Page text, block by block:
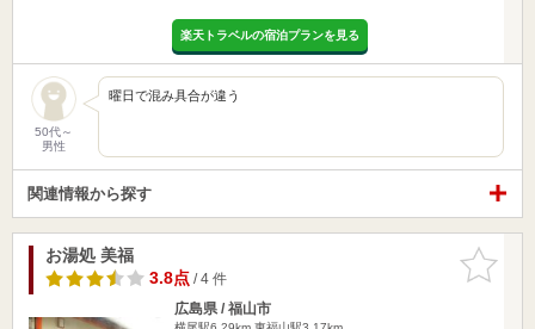
楽天トラベルの宿泊プランを見る
50代～
男性
曜日で混み具合が違う
関連情報から探す
お気に入
りに追加
お湯処 美福
3.8点/ 4 件
広島県 / 福山市